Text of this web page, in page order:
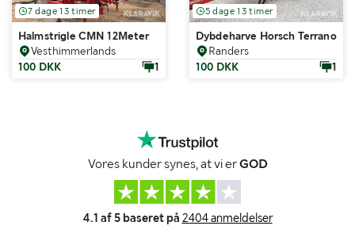
7 dage 13 timer
Halmstrigle CMN 12Meter
Vesthimmerlands
100 DKK
1
5 dage 13 timer
Dybdeharve Horsch Terrano 6
Randers
100 DKK
1
Vores kunder synes, at vi erGOD
4.1 af 5 baseret på 2404 anmeldelser